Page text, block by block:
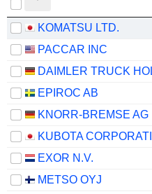
KOMATSU LTD.
PACCAR INC
EPIROC AB
KNORR-BREMSE AG
KUBOTA
EXOR N.V.
METSO OYJ